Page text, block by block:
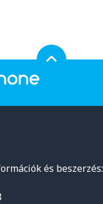
és beszerzés: